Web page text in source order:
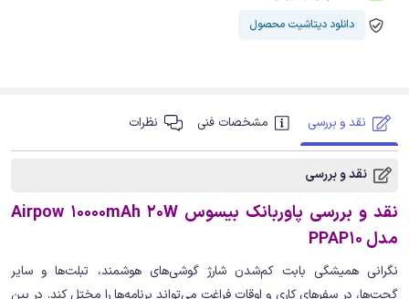
دانلود دیتاشیت محصول
نقد و بررسی مشخصات فنی نظرات
نقد و بررسی
نقد و بررسی پاوربانک بیسوس Airpow 10000mAh 20W
مدل PPAP10
نگرانی همیشگی بابت کم‌شدن شارژ گوشی‌های هوشمند، تبلت‌ها و سایر
گجت‌ها، در سفرهای کاری و اوقات فراغت می‌تواند برنامه‌ها را مختل کند. در بین